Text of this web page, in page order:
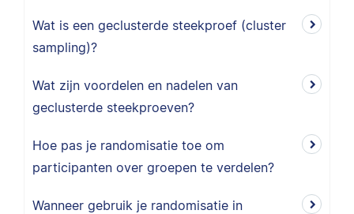
Wat is een geclusterde steekproef (cluster
sampling)?
Wat zijn voordelen en nadelen van
geclusterde steekproeven?
Hoe pas je randomisatie toe om
participanten over groepen te verdelen?
Wanneer gebruik je randomisatie in